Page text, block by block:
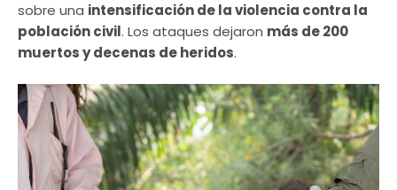
sobre una intensificación de la violencia contra la
población civil. Los ataques dejaron más de 200
muertos y decenas de heridos.